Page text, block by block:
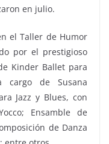
en julio.
el Taller de Humor
por el prestigioso
Kinder Ballet para
cargo de Susana
Jazz y Blues, con
Ensamble de
de Danza